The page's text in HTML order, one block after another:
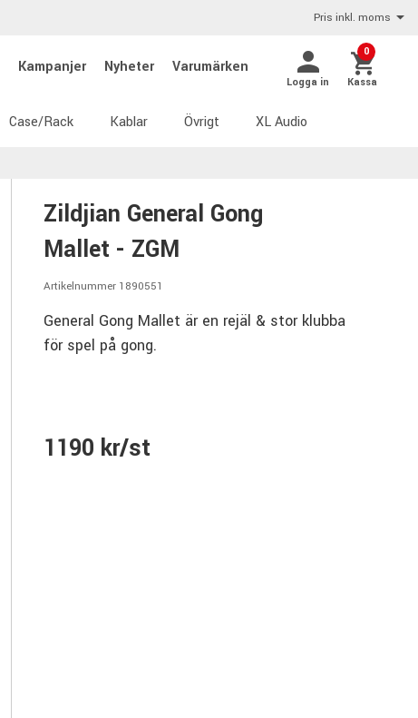
Pris inkl. moms
Kampanjer Nyheter Varumärken
Logga in
0
Kassa
Case/Rack Kablar Övrigt XL Audio
Zildjian General Gong
Mallet - ZGM
Artikelnummer 1890551
General Gong Mallet är en rejäl & stor klubba
för spel på gong.
1190 kr/st